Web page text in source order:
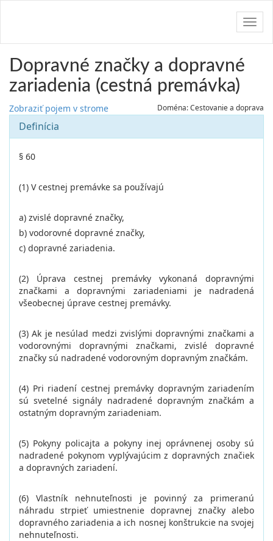
Dopravné značky a dopravné
zariadenia (cestná premávka)
Zobraziť pojem v strome Doména: Cestovanie a doprava
Definícia
§ 60
(1) V cestnej premávke sa používajú
a) zvislé dopravné značky,
b) vodorovné dopravné značky,
c) dopravné zariadenia.
(2) Úprava cestnej premávky vykonaná dopravnými
značkami a dopravnými zariadeniami je nadradená
všeobecnej úprave cestnej premávky.
(3) Ak je nesúlad medzi zvislými dopravnými značkami a
vodorovnými dopravnými značkami, zvislé dopravné
značky sú nadradené vodorovným dopravným značkám.
(4) Pri riadení cestnej premávky dopravným zariadením
sú svetelné signály nadradené dopravným značkám a
ostatným dopravným zariadeniam.
(5) Pokyny policajta a pokyny inej oprávnenej osoby sú
nadradené pokynom vyplývajúcim z dopravných značiek
a dopravných zariadení.
(6) Vlastník nehnuteľnosti je povinný za primeranú
náhradu strpieť umiestnenie dopravnej značky alebo
dopravného zariadenia a ich nosnej konštrukcie na svojej
nehnuteľnosti.